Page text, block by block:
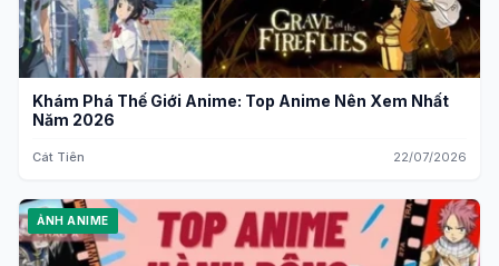
Khám Phá Thế Giới Anime: Top Anime Nên Xem Nhất
Năm 2026
Cát Tiên 22/07/2026
ẢNH ANIME